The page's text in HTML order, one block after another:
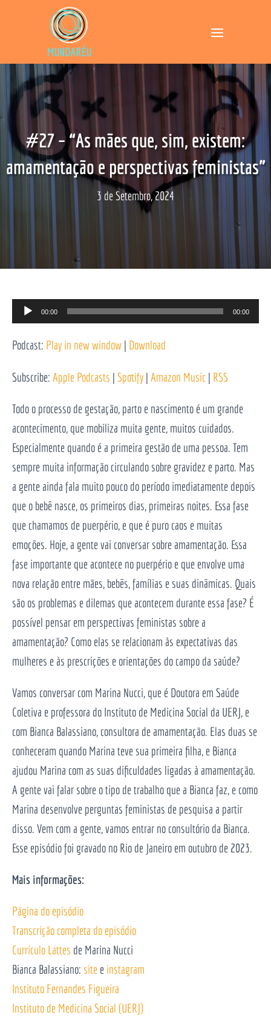
#27 – “As mães que, sim, existem:
amamentação e perspectivas feministas”
3 de Setembro, 2024
Reprodutor
de
áudio
00:00 00:00
Podcast: Play in new window | Download
Subscribe: Apple Podcasts | Spotify | Amazon Music | RSS
Todo o processo de gestação, parto e nascimento é um grande
acontecimento, que mobiliza muita gente, muitos cuidados.
Especialmente quando é a primeira gestão de uma pessoa. Tem
sempre muita informação circulando sobre gravidez e parto. Mas
a gente ainda fala muito pouco do período imediatamente depois
que o bebê nasce, os primeiros dias, primeiras noites. Essa fase
que chamamos de puerpério, e que é puro caos e muitas
emoções. Hoje, a gente vai conversar sobre amamentação. Essa
fase importante que acontece no puerpério e que envolve uma
nova relação entre mães, bebês, famílias e suas dinâmicas. Quais
são os problemas e dilemas que acontecem durante essa fase? É
possível pensar em perspectivas feministas sobre a
amamentação? Como elas se relacionam às expectativas das
mulheres e às prescrições e orientações do campo da saúde?
Vamos conversar com Marina Nucci, que é Doutora em Saúde
Coletiva e professora do Instituto de Medicina Social da UERJ, e
com Bianca Balassiano, consultora de amamentação. Elas duas se
conheceram quando Marina teve sua primeira filha, e Bianca
ajudou Marina com as suas dificuldades ligadas à amamentação.
A gente vai falar sobre o tipo de trabalho que a Bianca faz, e como
Marina desenvolve perguntas feministas de pesquisa a partir
disso. Vem com a gente, vamos entrar no consultório da Bianca.
Esse episódio foi gravado no Rio de Janeiro em outubro de 2023.
Mais informações:
Página do episódio
Transcrição completa do episódio
Currículo Lattes de Marina Nucci
Bianca Balassiano: site e instagram
Instituto Fernandes Figueira
Instituto de Medicina Social (UERJ)